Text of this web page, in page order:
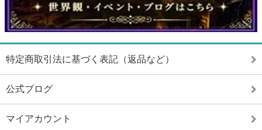
特定商取引法に基づく表記（返品など）
公式ブログ
マイアカウント